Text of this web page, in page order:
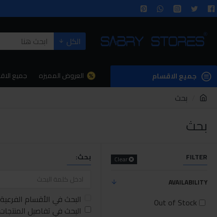
الكل
جميع الاقسام العروض المميزه جميع
بحث
بحث
FILTER
Clear
AVAILABILITY
Out of Stock
بحث:
البحث في الأقسام الفرعية
البحث في تفاصيل